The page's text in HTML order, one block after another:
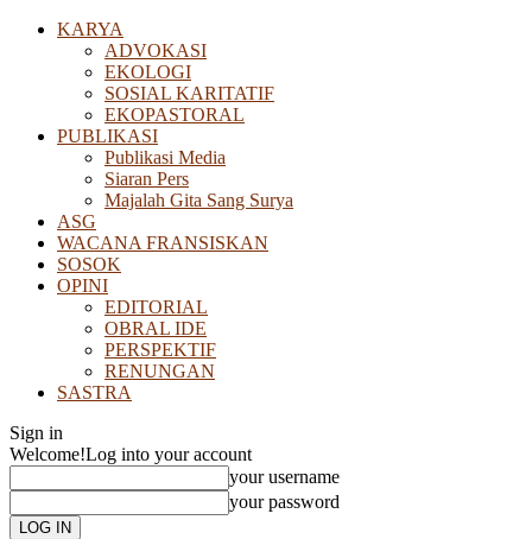
KARYA
ADVOKASI
EKOLOGI
SOSIAL KARITATIF
EKOPASTORAL
PUBLIKASI
Publikasi Media
Siaran Pers
Majalah Gita Sang Surya
ASG
WACANA FRANSISKAN
SOSOK
OPINI
EDITORIAL
OBRAL IDE
PERSPEKTIF
RENUNGAN
SASTRA
Sign in
Welcome!Log into your account
your username
your password